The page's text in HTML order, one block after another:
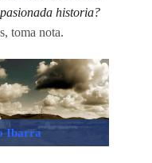
historia?
toma nota.
Ibarra